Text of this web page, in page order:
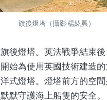
旗後燈塔（攝影‧楊紘興）
燈塔。英法戰爭結束後
始為使用英國技術建造
式燈塔。燈塔前方的空
默守護海上船隻的安全。